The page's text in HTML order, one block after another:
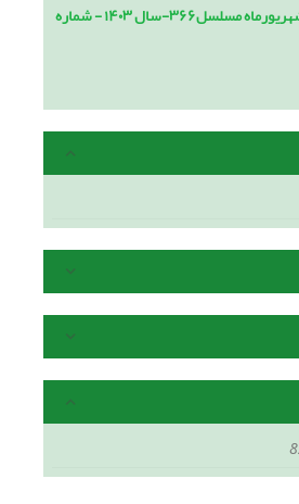
دوره 33، مجله پیام زن شهریورماه مسلسل۳۶۶-سال ۱۴۰۳ - شماره